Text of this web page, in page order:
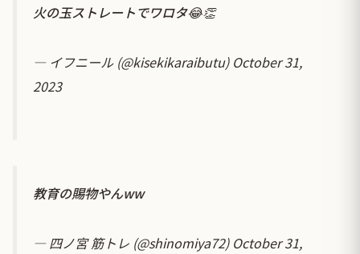
火の玉ストレートでワロタ😂👏
— イフニール (@kisekikaraibutu) October 31,
2023
教育の賜物やんww
— 四ノ宮 筋トレ (@shinomiya72) October 31,